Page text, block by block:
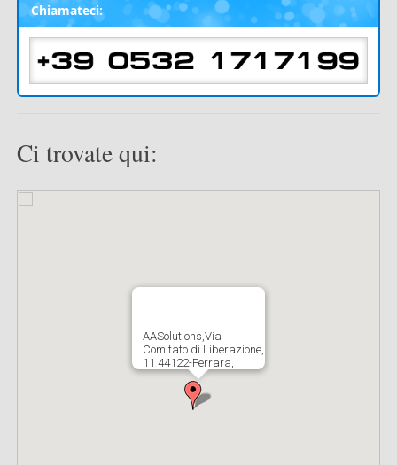
Chiamateci:
Ci trovate qui:
AASolutions,Via
Comitato di Liberazione,
11 44122-Ferrara,